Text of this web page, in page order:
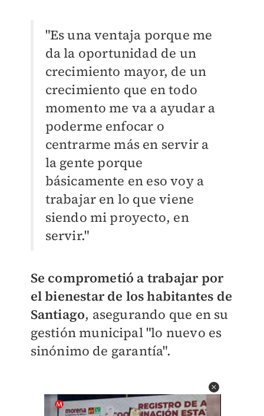
"Es una ventaja porque me
da la oportunidad de un
crecimiento mayor, de un
crecimiento que en todo
momento me va a ayudar a
poderme enfocar o
centrarme más en servir a
la gente porque
básicamente en eso voy a
trabajar en lo que viene
siendo mi proyecto, en
servir."
Se comprometió a trabajar por
el bienestar de los habitantes de
Santiago, asegurando que en su
gestión municipal "lo nuevo es
sinónimo de garantía".